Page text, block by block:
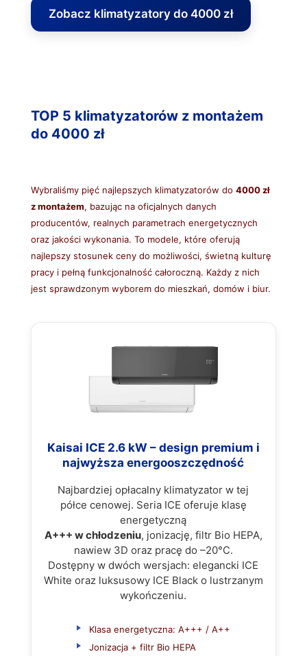
Zobacz klimatyzatory do 4000 zł
TOP 5 klimatyzatorów z montażem
do 4000 zł
Wybraliśmy pięć najlepszych klimatyzatorów do 4000 zł
z montażem, bazując na oficjalnych danych
producentów, realnych parametrach energetycznych
oraz jakości wykonania. To modele, które oferują
najlepszy stosunek ceny do możliwości, świetną kulturę
pracy i pełną funkcjonalność całoroczną. Każdy z nich
jest sprawdzonym wyborem do mieszkań, domów i biur.
Kaisai ICE 2.6 kW – design premium i
najwyższa energooszczędność
Najbardziej opłacalny klimatyzator w tej
półce cenowej. Seria ICE oferuje klasę
energetyczną
A+++ w chłodzeniu, jonizację, filtr Bio HEPA,
nawiew 3D oraz pracę do –20°C.
Dostępny w dwóch wersjach: elegancki ICE
White oraz luksusowy ICE Black o lustrzanym
wykończeniu.
Klasa energetyczna: A+++ / A++
Jonizacja + filtr Bio HEPA